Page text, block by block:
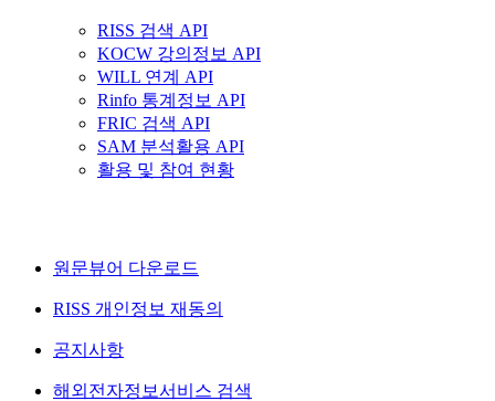
RISS 검색 API
KOCW 강의정보 API
WILL 연계 API
Rinfo 통계정보 API
FRIC 검색 API
SAM 분석활용 API
활용 및 참여 현황
원문뷰어 다운로드
RISS 개인정보 재동의
공지사항
해외전자정보서비스 검색